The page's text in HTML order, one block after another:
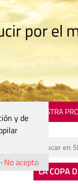
por el
MOSTRA
LA COPA
y de
No acepto